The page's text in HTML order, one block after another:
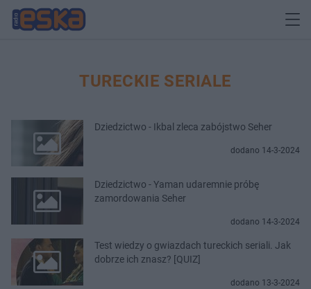
TURECKIE SERIALE
Dziedzictwo - Ikbal zleca zabójstwo Seher
dodano 14-3-2024
Dziedzictwo - Yaman udaremnie próbę
zamordowania Seher
dodano 14-3-2024
Test wiedzy o gwiazdach tureckich seriali. Jak
dobrze ich znasz? [QUIZ]
dodano 13-3-2024